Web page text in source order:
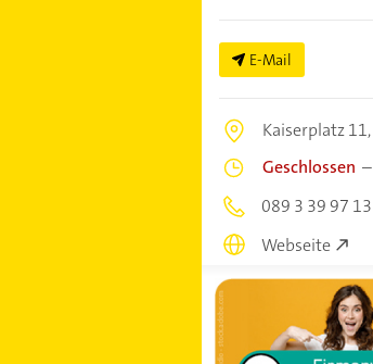
E-Mail
Kaiserplatz 11,
Geschlossen –
089 3 39 97 13
Webseite